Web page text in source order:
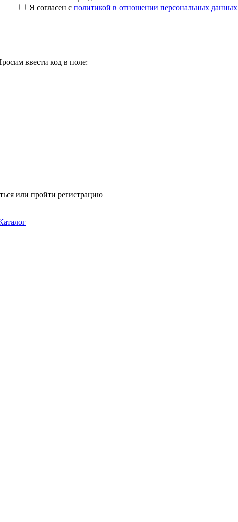
Я согласен с политикой в отношении персональных данных
ввести код в поле:
или пройти регистрацию